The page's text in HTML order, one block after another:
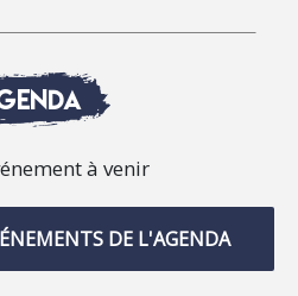
à venir
DE L'AGENDA